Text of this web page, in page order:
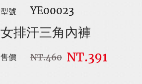
型號 YE00023
女排汗三角內褲
售價 NT.460 NT.391